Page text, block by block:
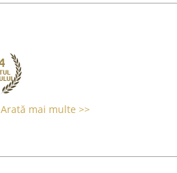
Arată mai multe >>